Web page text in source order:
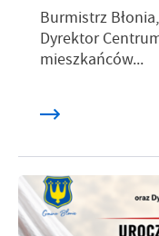
Burmistrz
Dyrektor
mieszkańców...